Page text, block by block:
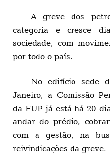
A greve dos
categoria e cresce
sociedade, com
por todo o país.
No edifício sede
Janeiro, a Comissão
da FUP já está há 20
andar do prédio,
com a gestão, na
reivindicações da greve.